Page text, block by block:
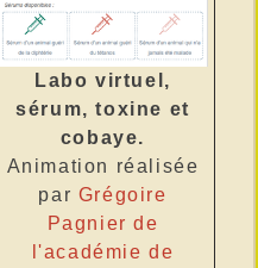
Labo virtuel,
sérum, toxine et
cobaye.
Animation réalisée
par Grégoire
Pagnier de
l'académie de